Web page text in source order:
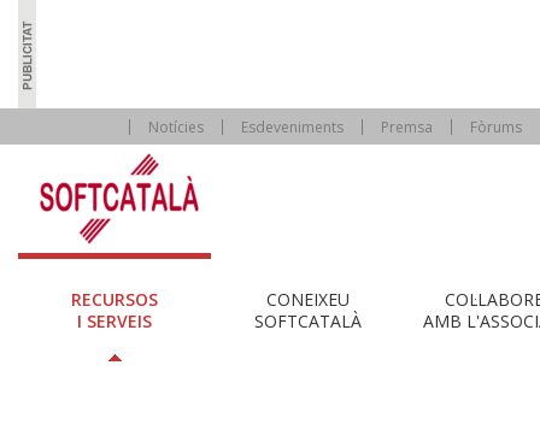
Notícies Esdeveniments Premsa Fòrums
RECURSOS
I SERVEIS
CONEIXEU
SOFTCATALÀ
AMB